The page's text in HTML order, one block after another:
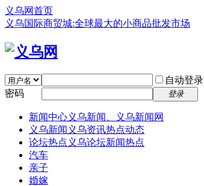
义乌网首页
义乌国际商贸城:全球最大的小商品批发市场
自动登录
密码
登录
新闻中心义乌新闻、义乌新闻网
义乌新闻 义乌资讯热点动态
论坛热点 义乌论坛新闻热点
汽车
亲子
婚嫁